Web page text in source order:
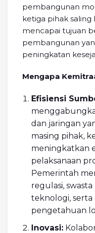
pembangunan
ketiga pihak
mencapai tujuan
pembangunan
peningkatan
Mengapa
Efisiensi
dan jaringan
masing pihak,
meningkatkan
pelaksanaan
Pemerintah
regulasi,
teknologi, serta
pengetahuan
Inovasi: